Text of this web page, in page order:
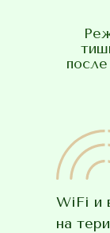
WiFi и
на